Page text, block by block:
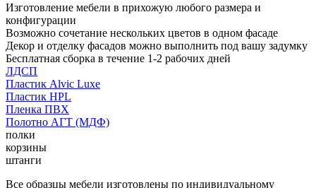
Изготовление мебели в прихожую любого размера и
конфигурации
Возможно сочетание нескольких цветов в одном фасаде
Декор и отделку фасадов можно выполнить под вашу задумку
Бесплатная сборка в течение 1-2 рабочих дней
ЛДСП
Пластик Alvic Luxe
Пластик HPL
Пленка ПВХ
Полотно АГТ (МДФ)
полки
корзины
штанги
Все образцы мебели изготовлены по индивидуальному